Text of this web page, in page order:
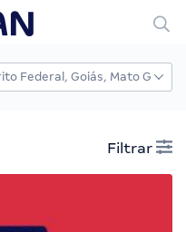
Filtrar